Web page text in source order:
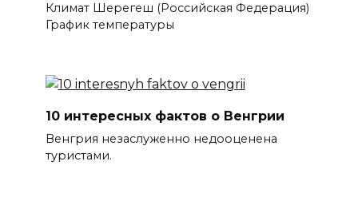
Климат Шерегеш (Российская Федерация)
График температуры
10 интересных фактов о Венгрии
Венгрия незаслуженно недооценена
туристами.